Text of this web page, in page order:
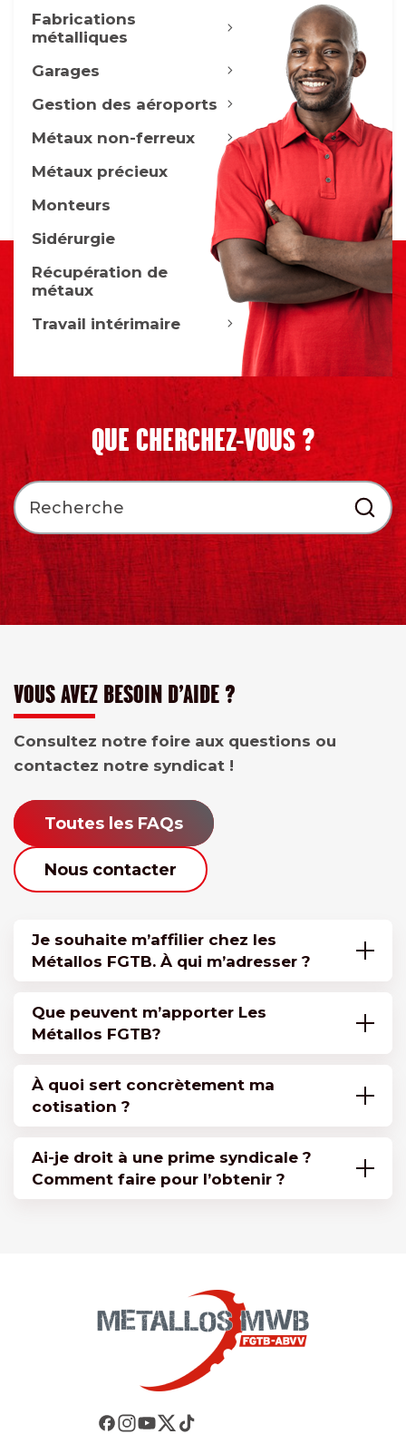
Fabrications
métalliques
Garages
Gestion des aéroports
Métaux non-ferreux
Métaux précieux
Monteurs
Sidérurgie
Récupération de
métaux
Travail intérimaire
QUE CHERCHEZ-VOUS ?
VOUS AVEZ BESOIN D’AIDE ?
Consultez notre foire aux questions ou
contactez notre syndicat !
Toutes les FAQs
Nous contacter
Je souhaite m’affilier chez les
Métallos FGTB. À qui m’adresser ?
Que peuvent m’apporter Les
Métallos FGTB?
À quoi sert concrètement ma
cotisation ?
Ai-je droit à une prime syndicale ?
Comment faire pour l’obtenir ?